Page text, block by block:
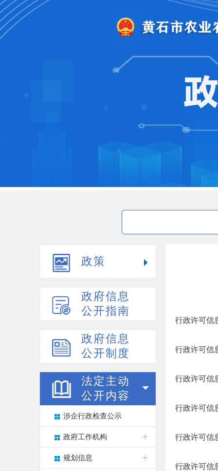
政策
政府信息
公开指南
政府信息
公开制度
法定主动
公开内容
涉企行政检查公示
政府工作机构
规划信息
行政许可信
行政许可信
行政许可信
行政许可信
行政许可信
行政许可信